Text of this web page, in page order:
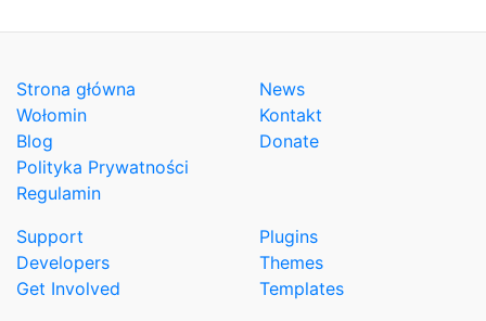
Strona główna
Wołomin
Blog
Polityka Prywatności
Regulamin
News
Kontakt
Donate
Support
Developers
Get Involved
Plugins
Themes
Templates